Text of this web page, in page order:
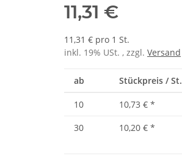
11,31 €
11,31 € pro 1 St.
inkl. 19% USt. , zzgl. Versand
ab Stückpreis /
10 10,73 € *
30
10,20 € *